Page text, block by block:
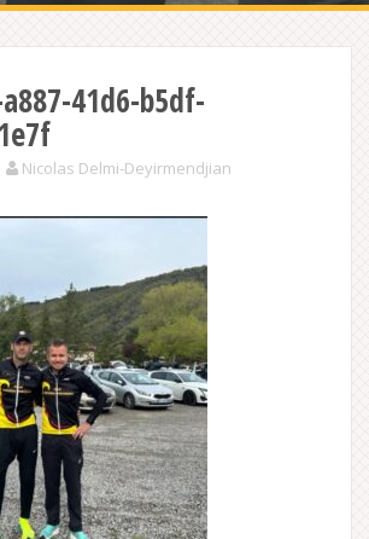
41d6-b5df-
Nicolas Delmi-Deyirmendjian